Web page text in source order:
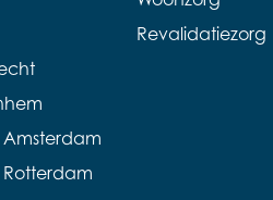
Revalidatiezorg